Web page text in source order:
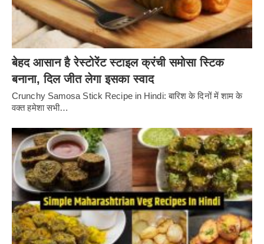
बेहद आसान है रेस्टोरेंट स्टाइल क्रंची समोसा स्टिक
बनाना, दिल जीत लेगा इसका स्वाद
Crunchy Samosa Stick Recipe in Hindi: बारिश के दिनों में शाम के
वक्त हमेशा सभी…